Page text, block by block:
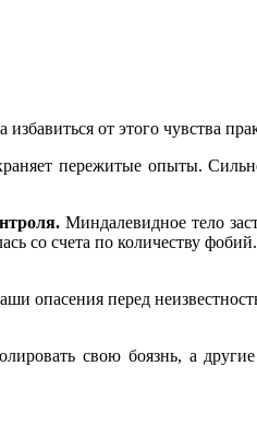
избавиться от этого чувства
пережитые опыты.
Миндалевидное тело
со счета по количеству
опасения перед
свою боязнь, а